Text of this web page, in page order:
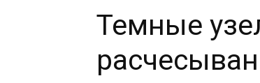
Темные